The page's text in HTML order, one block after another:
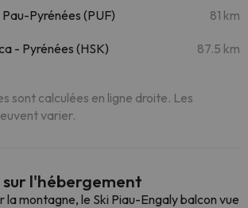
Pyrénées (PUF) 81 km
- Pyrénées (HSK) 87.5 km
sont calculées en ligne droite. Les
varier.
l'hébergement
la montagne, le Ski Piau-Engaly balcon vue